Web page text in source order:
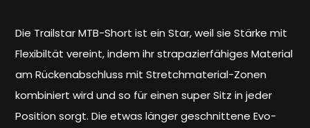
Die Trailstar MTB-Short ist ein Star, weil sie Stärke mit
Flexibiltät vereint, indem ihr strapazierfähiges Material
am Rückenabschluss mit Stretchmaterial-Zonen
kombiniert wird und so für einen super Sitz in jeder
Position sorgt. Die etwas länger geschnittene Evo-